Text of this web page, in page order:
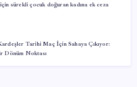
sürekli çocuk doğuran kadına ek ceza
Tarihi Maç İçin Sahaya Çıkıyor:
Dönüm Noktası